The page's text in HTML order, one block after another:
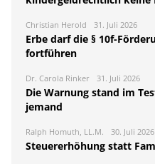
Christian Herold 31. Juli 2026
Erbe darf die § 10f-
fortführen
Dr. Carola Rinker 31. Juli 2026
Die Warnung stand im
jemand
Ralph Homuth, LL.M. 30. Juli 2026
Steuererhöhung statt